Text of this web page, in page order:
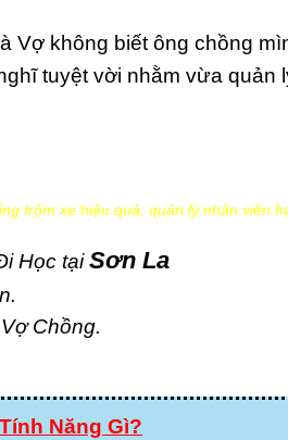
Vợ không biết ông chồng
tuyệt vời nhằm vừa quản
trộm xe hiệu quả, quản lý nhân viên
Học tạiSơn La
Chồng.
Năng Gì?